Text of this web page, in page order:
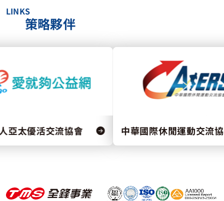
LINKS
策略夥伴
活交流協會 中華國際休閒運動交流協會